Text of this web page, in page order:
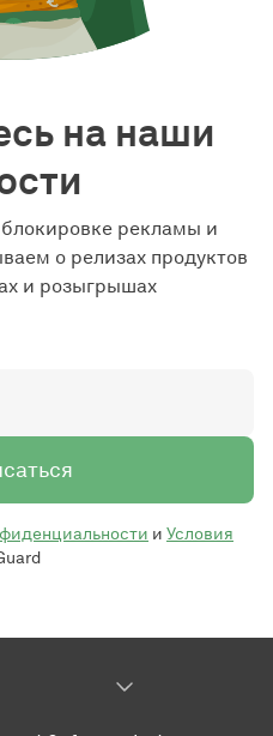
на наши
рекламы и
о релизах продуктов
и розыгрышах
и Условия